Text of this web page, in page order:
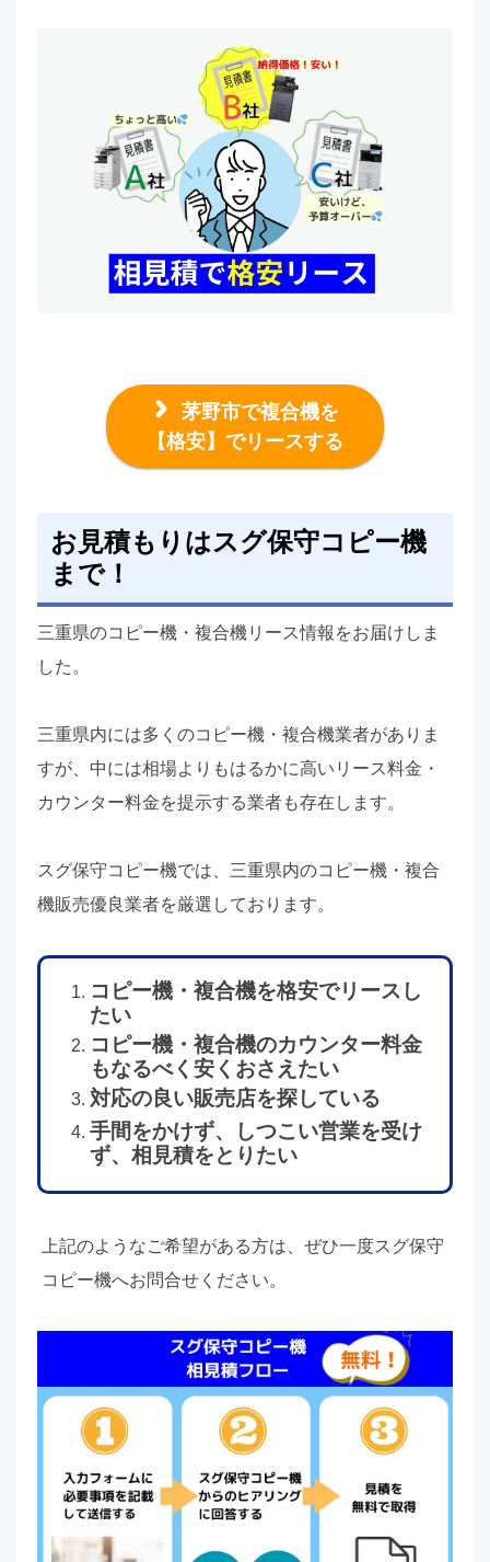
茅野市で複合機を
【格安】でリースする
お見積もりはスグ保守コピー機
まで！
三重県のコピー機・複合機リース情報をお届けしま
した。
三重県内には多くのコピー機・複合機業者がありま
すが、中には相場よりもはるかに高いリース料金・
カウンター料金を提示する業者も存在します。
スグ保守コピー機では、三重県内のコピー機・複合
機販売優良業者を厳選しております。
コピー機・複合機を格安でリースし
たい
コピー機・複合機のカウンター料金
もなるべく安くおさえたい
対応の良い販売店を探している
手間をかけず、しつこい営業を受け
ず、相見積をとりたい
上記のようなご希望がある方は、ぜひ一度スグ保守
コピー機へお問合せください。